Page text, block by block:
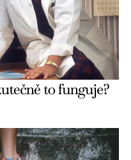
to funguje?